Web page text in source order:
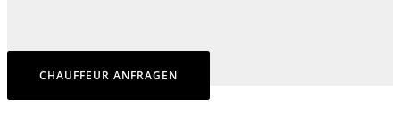
CHAUFFEUR ANFRAGEN